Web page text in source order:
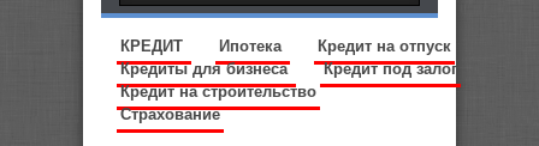
КРЕДИТ Ипотека
Кредит на отпуск
Кредиты для бизнеса
Кредит под залог
Кредит на строительство
Страхование